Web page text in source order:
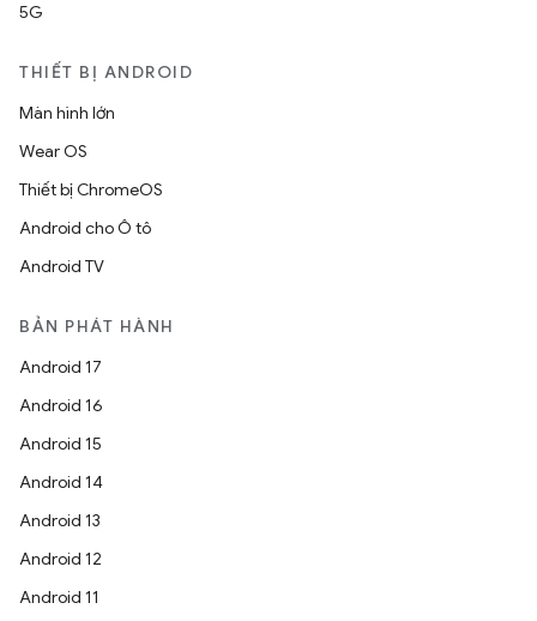
5G
THIẾT BỊ ANDROID
Màn hình lớn
Wear OS
Thiết bị ChromeOS
Android cho Ô tô
Android TV
BẢN PHÁT HÀNH
Android 17
Android 16
Android 15
Android 14
Android 13
Android 12
Android 11